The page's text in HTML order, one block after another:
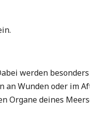
werden
Wunden oder im
Organe deines